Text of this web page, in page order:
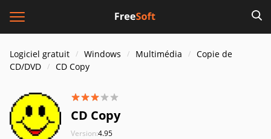
Logiciel gratuit Windows Multimédia
Copie de
CD/DVD
CD Copy
CD Copy
Version:4.95